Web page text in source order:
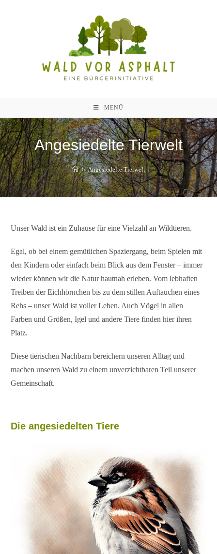
MENÜ
Angesiedelte Tierwelt
> Angesiedelte Tierwelt
Unser Wald ist ein Zuhause für eine Vielzahl an Wildtieren.
Egal, ob bei einem gemütlichen Spaziergang, beim Spielen mit
den Kindern oder einfach beim Blick aus dem Fenster – immer
wieder können wir die Natur hautnah erleben. Vom lebhaften
Treiben der Eichhörnchen bis zu dem stillen Auftauchen eines
Rehs – unser Wald ist voller Leben. Auch Vögel in allen
Farben und Größen, Igel und andere Tiere finden hier ihren
Platz.
Diese tierischen Nachbarn bereichern unseren Alltag und
machen unseren Wald zu einem unverzichtbaren Teil unserer
Gemeinschaft.
Die angesiedelten Tiere